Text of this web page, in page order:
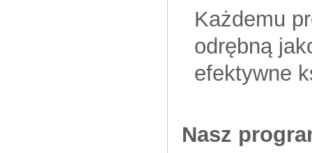
Każdemu
odrębną
efektywne
Nasz